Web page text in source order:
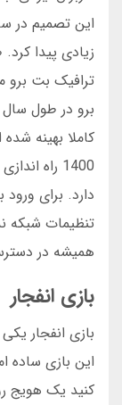
ترافیک بت
برو در طول
کاملا بهینه
دارد. برای
تنظیمات شبکه
همیشه در
بازی انفجار
بازی انفجار
این بازی ساده
کنید یک هویج